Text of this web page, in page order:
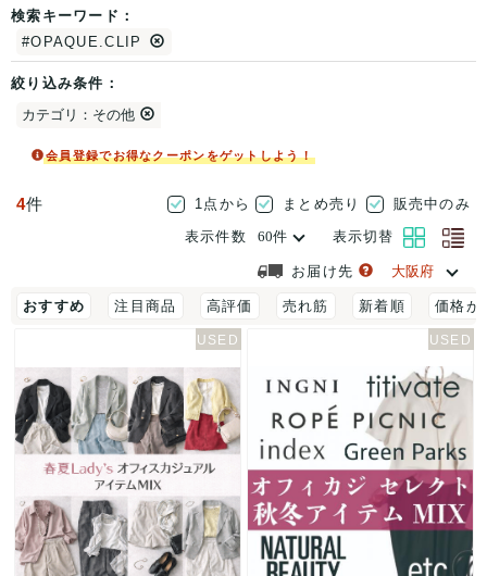
検索キーワード：
#OPAQUE.CLIP
絞り込み条件：
カテゴリ：その他
会員登録でお得なクーポンをゲットしよう！
4件 1点から まとめ売り
販売中のみ
表示件数
表示切替
お届け先
おすすめ 注目商品 高評価 売れ筋 新着順 価格が